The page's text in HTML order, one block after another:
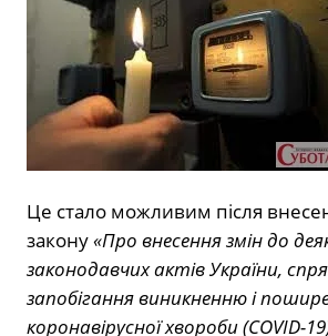
Це стало можливим після
закону«Про внесення змін до
законодавчих актів України,
запобігання виникненню і
коронавірусної хвороби (COVID-